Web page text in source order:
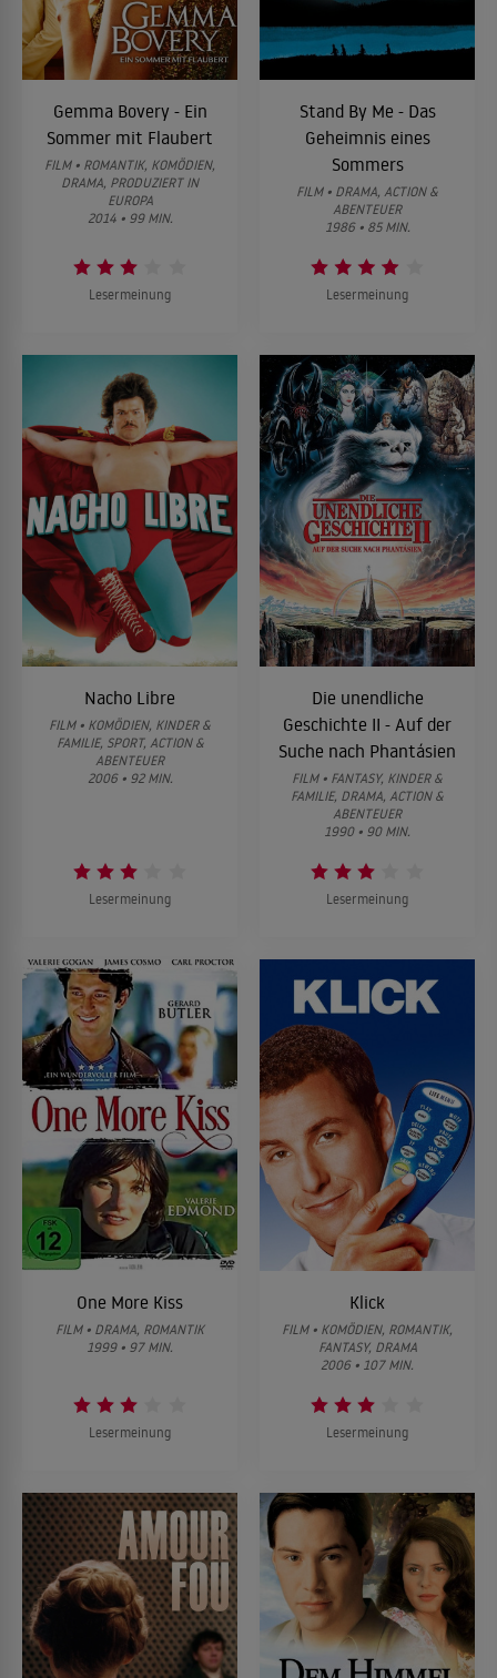
Gemma Bovery - Ein
Sommer mit Flaubert
FILM • ROMANTIK, KOMÖDIEN,
DRAMA, PRODUZIERT IN
EUROPA
2014 • 99 MIN.
Lesermeinung
Stand By Me - Das
Geheimnis eines
Sommers
FILM • DRAMA, ACTION &
ABENTEUER
1986 • 85 MIN.
Lesermeinung
Nacho Libre
FILM • KOMÖDIEN, KINDER &
FAMILIE, SPORT, ACTION &
ABENTEUER
2006 • 92 MIN.
Lesermeinung
Die unendliche
Geschichte II - Auf der
Suche nach Phantásien
FILM • FANTASY, KINDER &
FAMILIE, DRAMA, ACTION &
ABENTEUER
1990 • 90 MIN.
Lesermeinung
One More Kiss
FILM • DRAMA, ROMANTIK
1999 • 97 MIN.
Lesermeinung
Klick
FILM • KOMÖDIEN, ROMANTIK,
FANTASY, DRAMA
2006 • 107 MIN.
Lesermeinung